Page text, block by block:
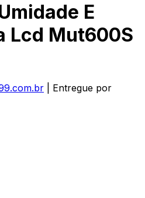
E
Lcd Mut600S
| Entregue por